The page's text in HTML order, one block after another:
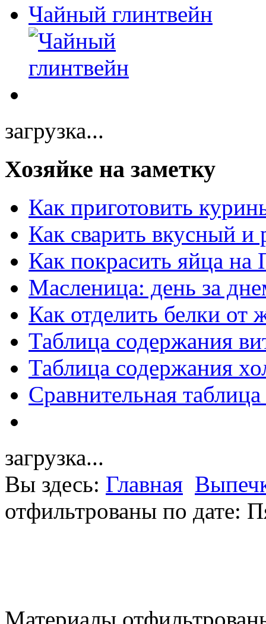
Чайный глинтвейн
загрузка...
Хозяйке на заметку
Как приготовить
Как сварить вкусный и
Как покрасить яйца на
Масленица: день за
Как отделить белки от
Таблица содержания
Таблица содержания
Сравнительная
загрузка...
Вы здесь: Главная
отфильтрованы по дате: